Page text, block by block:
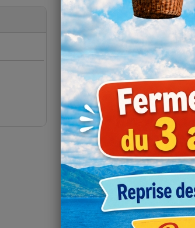
Gobelet tonnelet
Demander un devis
Affichage 1-1 de 1 article(s)